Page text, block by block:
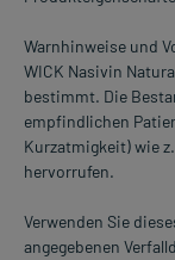
Warnhinweise und
WICK Nasivin
bestimmt. Die
empfindlichen
Kurzatmigkeit) wie
hervorrufen.
Verwenden Sie
angegebenen